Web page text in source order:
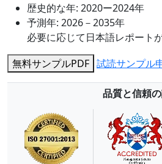
歴史的な年: 2020ー2024年
予測年: 2026－2035年
必要に応じて日本語レポート
無料サンプルPDF 試読サンプル
品質と信頼